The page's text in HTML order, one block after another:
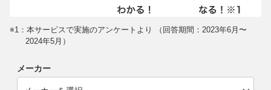
※1：本サービスで実施のアンケートより （回答期間：2023年6月〜
2024年5月）
メーカー